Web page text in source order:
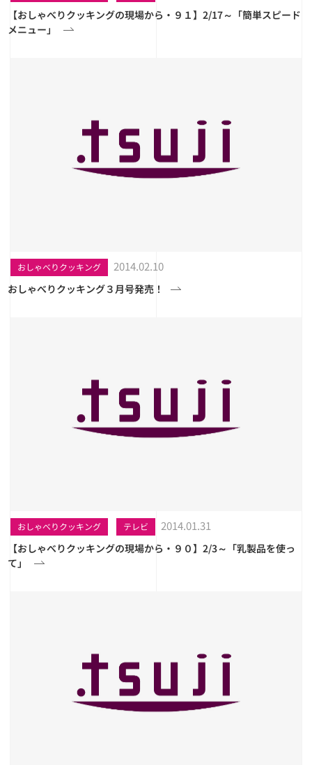
【おしゃべりクッキングの現場から・９１】2/17～「簡単スピード
メニュー」
おしゃべりクッキング 2014.02.10
おしゃべりクッキング３月号発売！
おしゃべりクッキング テレビ 2014.01.31
【おしゃべりクッキングの現場から・９０】2/3～「乳製品を使っ
て」